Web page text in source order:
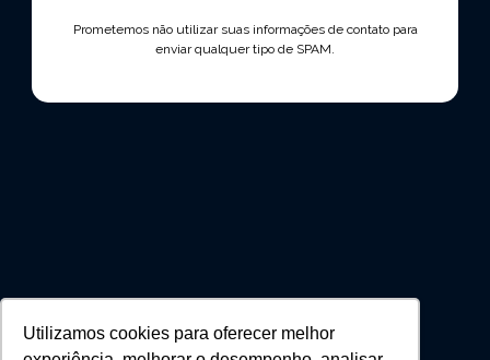
Utilizamos cookies para oferecer melhor
Prometemos não utilizar suas informações de contato para
enviar qualquer tipo de SPAM.